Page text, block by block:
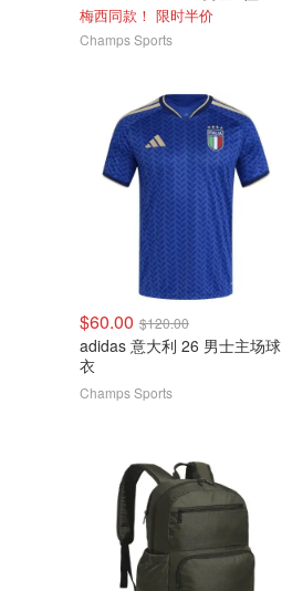
梅西同款！ 限时半价
Champs Sports
$60.00 $120.00
adidas 意大利 26 男士主场球
衣
Champs Sports